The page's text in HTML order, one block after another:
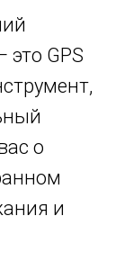
это GPS
о
и